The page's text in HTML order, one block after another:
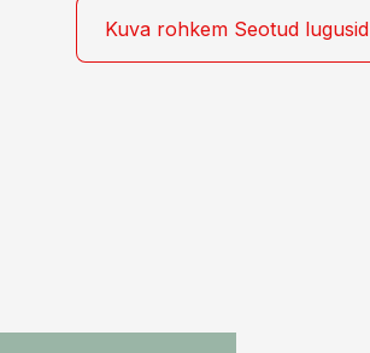
Kuva rohkem Seotud lugusid